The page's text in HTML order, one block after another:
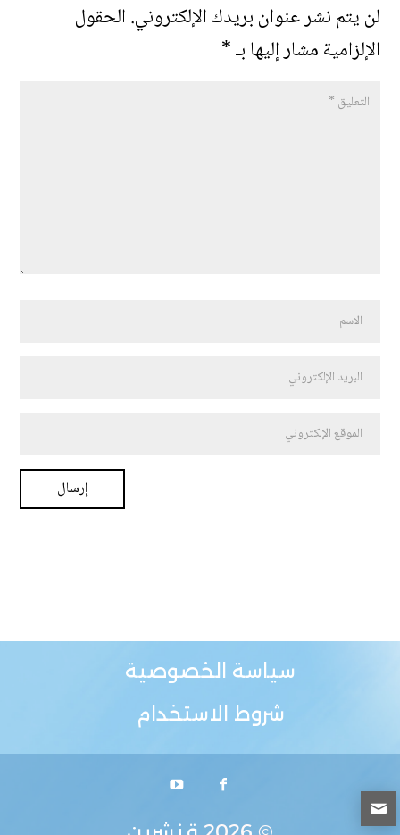
لن يتم نشر عنوان بريدك الإلكتروني.الحقول
الإلزامية مشار إليها بـ*
سياسة الخصوصية
شروط الاستخدام